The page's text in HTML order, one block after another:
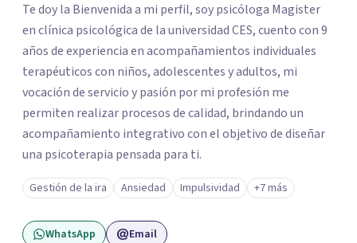
Te doy la Bienvenida a mi perfil, soy psicóloga Magister
en clínica psicológica de la universidad CES, cuento con 9
años de experiencia en acompañamientos individuales
terapéuticos con niños, adolescentes y adultos, mi
vocación de servicio y pasión por mi profesión me
permiten realizar procesos de calidad, brindando un
acompañamiento integrativo con el objetivo de diseñar
una psicoterapia pensada para ti.
Gestión de la ira Ansiedad Impulsividad +7 más
WhatsApp Email